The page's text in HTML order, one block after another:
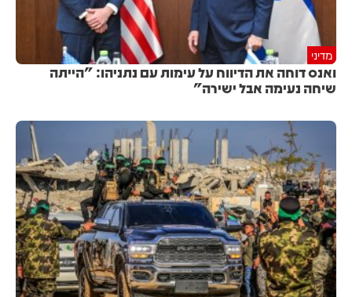
מדיני
ואנס דוחה את הדיווח על עימות עם נתניהו: "הייתה
שיחה נעימה אבל ישירה"